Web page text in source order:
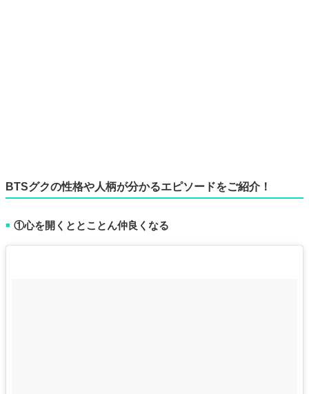
BTSグクの性格や人柄が分かるエピソードをご紹介！
■ ①心を開くととことん仲良くなる